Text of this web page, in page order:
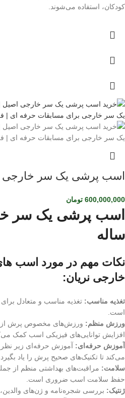
کودکان، استفاده می‌شوند.
اسب پرشی یک سر خارجی
600,000,000 تومان
ساله
نکات مهم در مورد اسب
خارجی نریان:
تغذیه مناسب: تغذیه مناسب و متعادل
است.
ورزش منظم: ورزش‌های مخصوص پرش از
افزایش توانایی‌های فیزیکی اسب کمک
آموزش حرفه‌ای: آموزش حرفه‌ای زیر نظر
می‌کند تا تکنیک‌های صحیح پرش را یاد بگیرد.
سلامت: مراقبت‌های بهداشتی منظم از
حفظ سلامت اسب ضروری است.
ژنتیک: بررسی شجره‌نامه و ژن‌های